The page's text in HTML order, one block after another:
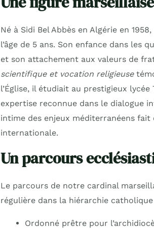
Né à Sidi Bel Abbès en Algérie en
l’âge de 5 ans. Son enfance dans les
et son attachement aux valeurs de
scientifique et vocation religieuse
l’Église, il étudiait au prestigieux
expertise reconnue dans le dialogue
intime des enjeux méditerranéens
internationale.
Un parcours
Le parcours de notre cardinal
régulière dans la hiérarchie
Ordonné prêtre pour